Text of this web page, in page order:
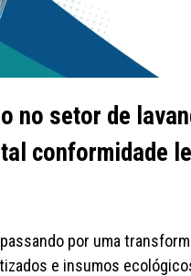
no setor de
conformidade
por uma
e insumos